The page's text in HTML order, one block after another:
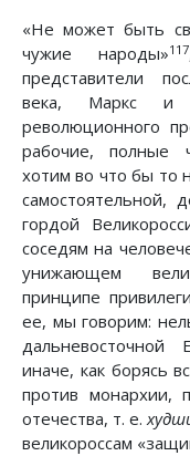
«Не может быть
чужие народы»117
представители
века, Маркс и
революционного
рабочие, полные
хотим во что бы то
самостоятельной,
гордой
соседям на
унижающем
принципе
ее, мы говорим:
дальневосточной
иначе, как борясь
против монархии,
отечества, т. е.
великороссам